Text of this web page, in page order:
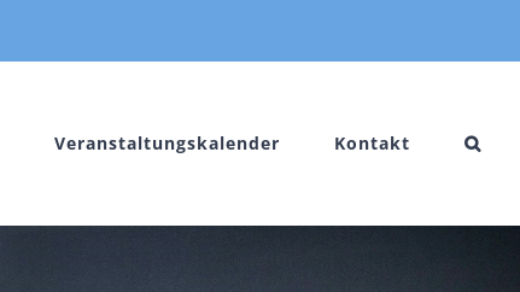
Veranstaltungskalender Kontakt